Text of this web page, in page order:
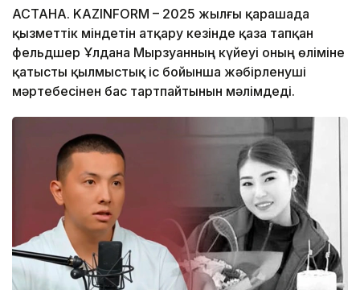
АСТАНА. KAZINFORM – 2025 жылғы қарашада
қызметтік міндетін атқару кезінде қаза тапқан
фельдшер Ұлдана Мырзуанның күйеуі оның өліміне
қатысты қылмыстық іс бойынша жәбірленуші
мәртебесінен бас тартпайтынын мәлімдеді.